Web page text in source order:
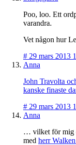
Poo, loo. Ett
varandra.
Vet någon hur
# 29 mars 2013
Anna
John Travolta
kanske finaste
# 29 mars 2013
Anna
… vilket för mig
med herr